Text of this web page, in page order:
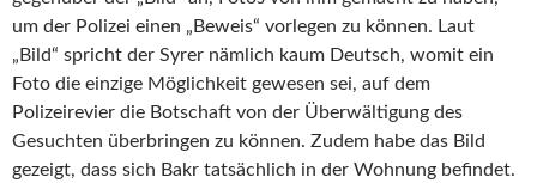
um der Polizei einen „Beweis“ vorlegen zu können. Laut
„Bild“ spricht der Syrer nämlich kaum Deutsch, womit ein
Foto die einzige Möglichkeit gewesen sei, auf dem
Polizeirevier die Botschaft von der Überwältigung des
Gesuchten überbringen zu können. Zudem habe das Bild
gezeigt, dass sich Bakr tatsächlich in der Wohnung befindet.